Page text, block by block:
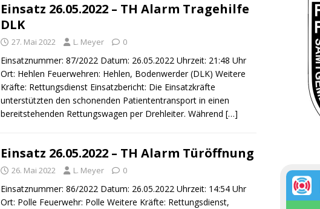
Einsatz 26.05.2022 – TH Alarm Tragehilfe
DLK
27. Mai 2022 L. Meyer 0
Einsatznummer: 87/2022 Datum: 26.05.2022 Uhrzeit: 21:48 Uhr
Ort: Hehlen Feuerwehren: Hehlen, Bodenwerder (DLK) Weitere
Kräfte: Rettungsdienst Einsatzbericht: Die Einsatzkräfte
unterstützten den schonenden Patiententransport in einen
bereitstehenden Rettungswagen per Drehleiter. Während […]
Einsatz 26.05.2022 – TH Alarm Türöffnung
26. Mai 2022 L. Meyer 0
Einsatznummer: 86/2022 Datum: 26.05.2022 Uhrzeit: 14:54 Uhr
Ort: Polle Feuerwehr: Polle Weitere Kräfte: Rettungsdienst,